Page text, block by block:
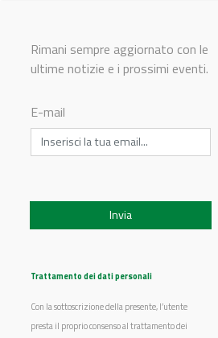
© Riproduzione riservata
Testata giornalistica registrata presso il
Chi siamo
Prodotti
Aziende
Eventi
Rimani sempre aggiornato con le
ultime notizie e i prossimi eventi.
E-mail
Trattamento dei dati personali
Con la sottoscrizione della presente, l’utente
presta il proprio consenso al trattamento dei